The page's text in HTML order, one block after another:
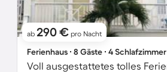
ab 290 € pro Nacht
Ferienhaus ∙ 8 Gäste ∙ 4 Schlafzimmer